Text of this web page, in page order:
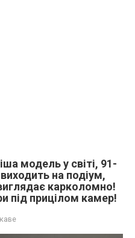
модель у світі, 91-
на подіум,
карколомно!
під прицілом камер!